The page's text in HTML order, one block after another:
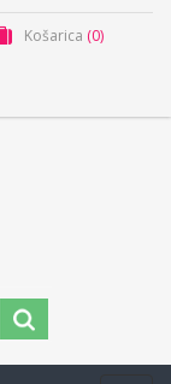
Košarica (0)